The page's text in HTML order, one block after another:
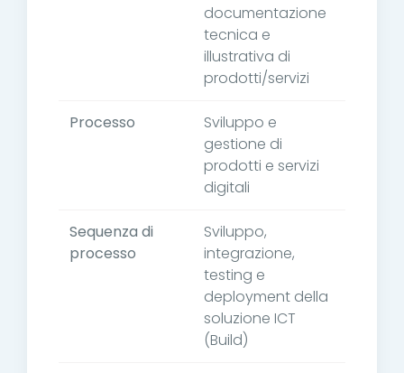
documentazione
tecnica e
illustrativa di
prodotti/servizi
Processo
Sviluppo e
gestione di
prodotti e servizi
digitali
Sequenza di
processo
Sviluppo,
integrazione,
testing e
deployment della
soluzione ICT
(Build)